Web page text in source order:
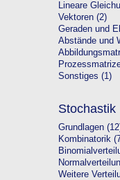
Lineare
Vektoren (2)
Geraden und
Abstände und
Sonstiges (1)
Stochastik
Grundlagen
Kombinatorik
Weitere